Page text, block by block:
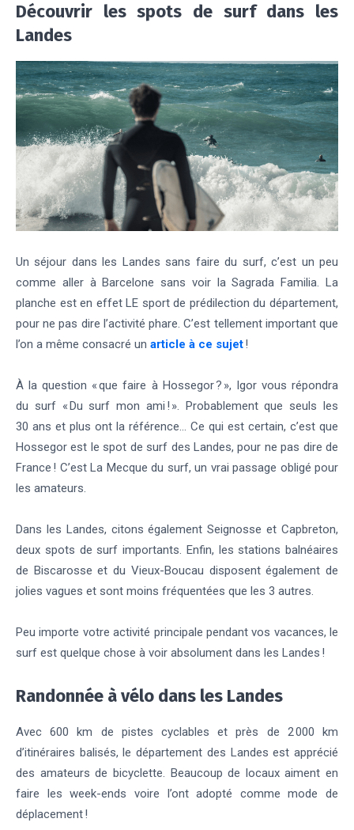
Découvrir les spots de surf dans les
Landes
Un séjour dans les Landes sans faire du surf, c’est un peu
comme aller à Barcelone sans voir la Sagrada Familia. La
planche est en effet LE sport de prédilection du département,
pour ne pas dire l’activité phare. C’est tellement important que
l’on a même consacré un article à ce sujet!
À la question « que faire à Hossegor ? », Igor vous répondra
du surf « Du surf mon ami ! ». Probablement que seuls les
30 ans et plus ont la référence… Ce qui est certain, c’est que
Hossegor est le spot de surf des Landes, pour ne pas dire de
France ! C’est La Mecque du surf, un vrai passage obligé pour
les amateurs.
Dans les Landes, citons également Seignosse et Capbreton,
deux spots de surf importants. Enfin, les stations balnéaires
de Biscarosse et du Vieux-Boucau disposent également de
jolies vagues et sont moins fréquentées que les 3 autres.
Peu importe votre activité principale pendant vos vacances, le
surf est quelque chose à voir absolument dans les Landes !
Randonnée à vélo dans les Landes
Avec 600 km de pistes cyclables et près de 2 000 km
d’itinéraires balisés, le département des Landes est apprécié
des amateurs de bicyclette. Beaucoup de locaux aiment en
faire les week-ends voire l’ont adopté comme mode de
déplacement !